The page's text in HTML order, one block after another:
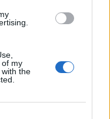
of my
the